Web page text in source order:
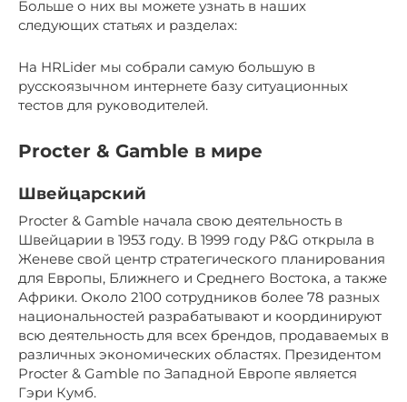
Больше о них вы можете узнать в наших
следующих статьях и разделах:
На HRLider мы собрали самую большую в
русскоязычном интернете базу ситуационных
тестов для руководителей.
Procter & Gamble в мире
Швейцарский
Procter & Gamble начала свою деятельность в
Швейцарии в 1953 году. В 1999 году P&G открыла в
Женеве свой центр стратегического планирования
для Европы, Ближнего и Среднего Востока, а также
Африки. Около 2100 сотрудников более 78 разных
национальностей разрабатывают и координируют
всю деятельность для всех брендов, продаваемых в
различных экономических областях. Президентом
Procter & Gamble по Западной Европе является
Гэри Кумб.